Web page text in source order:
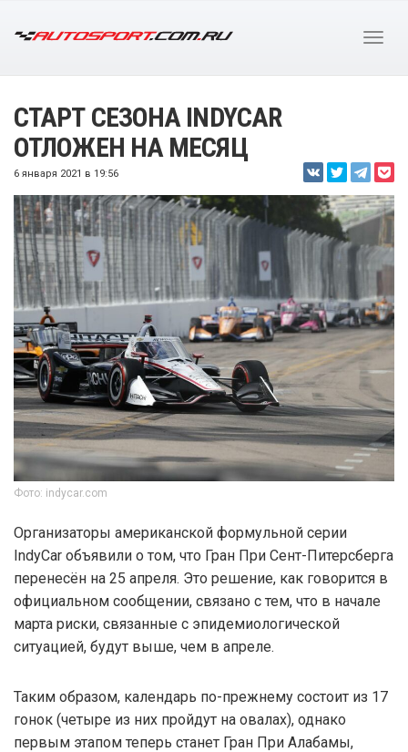
СТАРТ СЕЗОНА INDYCAR
ОТЛОЖЕН НА МЕСЯЦ
6 января 2021 в 19:56
Фото: indycar.com
Организаторы американской формульной серии
IndyCar объявили о том, что Гран При Сент-Питерсберга
перенесён на 25 апреля. Это решение, как говорится в
официальном сообщении, связано с тем, что в начале
марта риски, связанные с эпидемиологической
ситуацией, будут выше, чем в апреле.
Таким образом, календарь по-прежнему состоит из 17
гонок (четыре из них пройдут на овалах), однако
первым этапом теперь станет Гран При Алабамы,